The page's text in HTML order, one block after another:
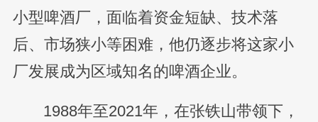
小型啤酒厂，面临着资金短缺、技术落
后、市场狭小等困难，他仍逐步将这家小
厂发展成为区域知名的啤酒企业。
1988年至2021年，在张铁山带领下，